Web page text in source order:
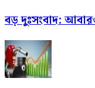
বড় দুঃসংবাদ: